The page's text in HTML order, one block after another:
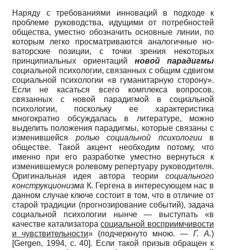
Наряду с требованиями инноваций в подходе к
проблеме руководства, идущи­ми от потребностей
общества, уместно обозначить основные линии, по
которым легко просматриваются аналогичные но­
ваторские позиции, с точки зрения неко­торых
принципиальных ориентаций но­вой парадигмы
социальной психологии, связанных с общим сдвигом
социальной психологии «в гуманитарную сторону».
Если не касаться всего комплекса вопро­сов,
связанных с новой парадигмой в со­циальной
психологии, поскольку ее ха­рактеристика
многократно обсуждалась в литературе, можно
выделить положе­ния парадигмы, которые связаны с
изме­нившейся ролью социальной психологиив
обществе. Такой акцент необходим пото­му, что
именно при его разработке уме­стно вернуться к
изменившемуся роле­вому репертуару руководителя.
Ориги­нальная идея автора теории социального
конструкционизма К. Гергена в интере­сующем нас в
данном случае ключе со­стоит в том, что в отличие от
старой тра­диции (прогнозирование событий), за­дача
социальной психологии нынче — выступать «в
качестве катализаторасо­циальной восприимчивости
и чувстви­тельности» (подчеркнуто мною. — Г. А.)
[Gergen, 1994, с. 40]. Если такой призыв обращен к